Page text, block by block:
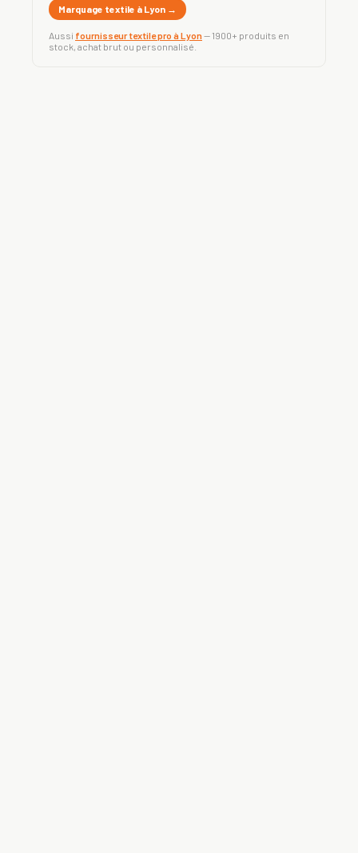
Marquage textile à Lyon →
Aussi fournisseur textile pro à Lyon— 1900+ produits en
stock, achat brut ou personnalisé.